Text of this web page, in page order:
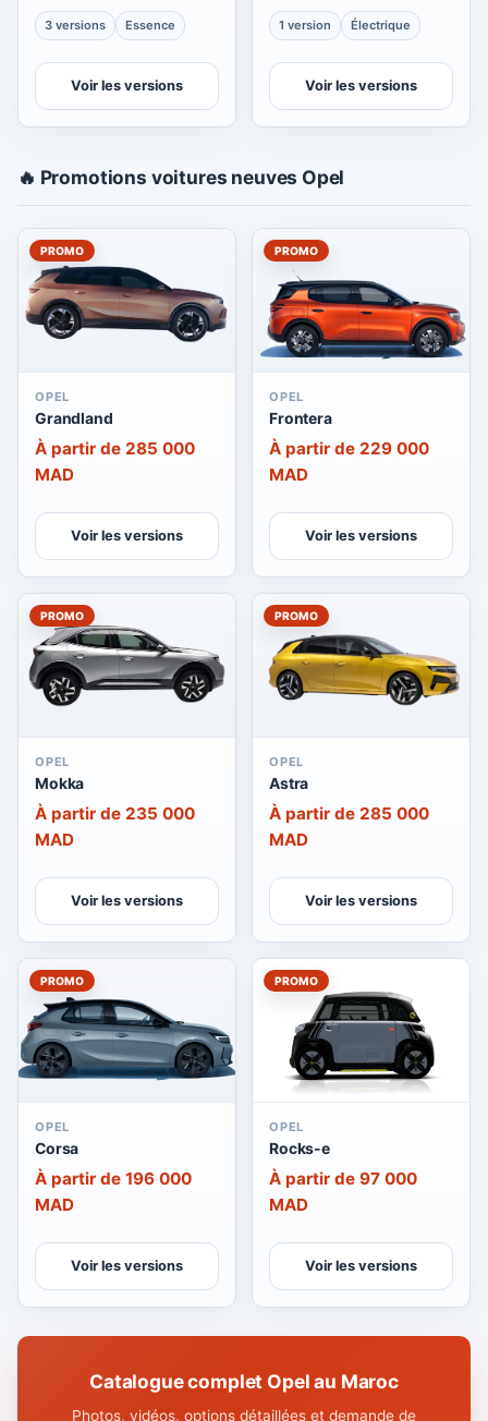
3 versions Essence
Voir les versions
1 version Électrique
Voir les versions
🔥 Promotions voitures neuves Opel
PROMO
OPEL
Grandland
À partir de 285 000
MAD
Voir les versions
PROMO
OPEL
Frontera
À partir de 229 000
MAD
Voir les versions
PROMO
OPEL
Mokka
À partir de 235 000
MAD
Voir les versions
PROMO
OPEL
Astra
À partir de 285 000
MAD
Voir les versions
PROMO
OPEL
Corsa
À partir de 196 000
MAD
Voir les versions
PROMO
OPEL
Rocks-e
À partir de 97 000
MAD
Voir les versions
Catalogue complet Opel au Maroc
Photos, vidéos, options détaillées et demande de